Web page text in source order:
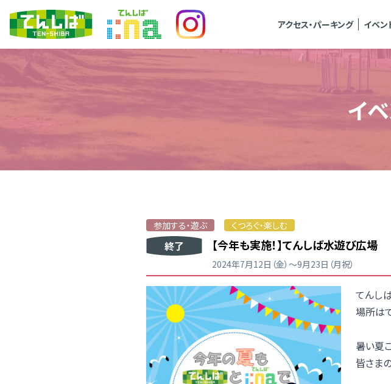
アクセス・パーキング イベン
イ
参加する・遊ぶ くつろぐ・楽しむ
終了 【今年も実施！】てんしば水遊び広場
2024年7月12日（金）～9月23日（月祝）
てんし
場所は
暑い夏
皆さま